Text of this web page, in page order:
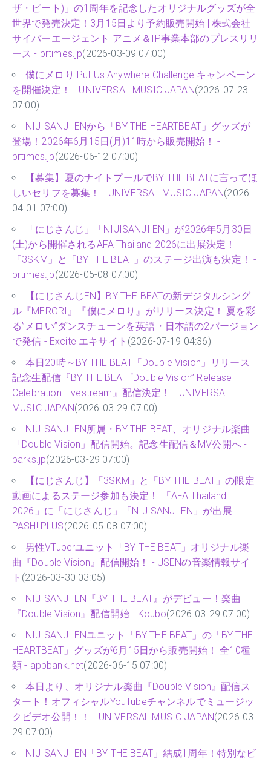
ザ・ビート)」の1周年を記念したオリジナルグッズが全
世界で発売決定！3月15日より予約販売開始 | 株式会社
サイバーエージェント アニメ＆IP事業本部のプレスリリ
ース - prtimes.jp(2026-03-09 07:00)
僕にメロり Put Us Anywhere Challenge キャンペーン
を開催決定！ - UNIVERSAL MUSIC JAPAN(2026-07-23
07:00)
NIJISANJI ENから「BY THE HEARTBEAT」グッズが
登場！2026年6月15日(月)11時から販売開始！ -
prtimes.jp(2026-06-12 07:00)
【募集】夏のナイトプールでBY THE BEATに言ってほ
しいセリフを募集！ - UNIVERSAL MUSIC JAPAN(2026-
04-01 07:00)
​​「にじさんじ」「NIJISANJI EN」が2026年5月30日
(土)から開催されるAFA Thailand 2026に出展決定！
「3SKM」と「BY THE BEAT」のステージ出演も決定！ -
prtimes.jp(2026-05-08 07:00)
【にじさんじEN】BY THE BEATの新デジタルシング
ル『MERORI』『僕にメロり』がリリース決定！ 夏を彩
る”メロい”ダンスチューンを英語・日本語の2バージョン
で発信 - Excite エキサイト (2026-07-19 04:36)
本日20時～BY THE BEAT「Double Vision」リリース
記念生配信『BY THE BEAT “Double Vision” Release
Celebration Livestream』配信決定！ - UNIVERSAL
MUSIC JAPAN(2026-03-29 07:00)
NIJISANJI EN所属・BY THE BEAT、オリジナル楽曲
「Double Vision」配信開始。記念生配信＆MV公開へ -
barks.jp(2026-03-29 07:00)
【にじさんじ】「3SKM」と「BY THE BEAT」の限定
動画によるステージ参加も決定！ 「AFA Thailand
2026」に「にじさんじ」「NIJISANJI EN」が出展 -
PASH! PLUS(2026-05-08 07:00)
男性VTuberユニット「BY THE BEAT」オリジナル楽
曲『Double Vision』配信開始！ - USENの音楽情報サイ
ト (2026-03-30 03:05)
NIJISANJI EN『BY THE BEAT』がデビュー！楽曲
『Double Vision』配信開始 - Koubo(2026-03-29 07:00)
NIJISANJI ENユニット「BY THE BEAT」の「BY THE
HEARTBEAT」グッズが6月15日から販売開始！ 全10種
類 - appbank.net(2026-06-15 07:00)
本日より、オリジナル楽曲『Double Vision』配信ス
タート！オフィシャルYouTubeチャンネルでミュージッ
クビデオ公開！！ - UNIVERSAL MUSIC JAPAN(2026-03-
29 07:00)
NIJISANJI EN「BY THE BEAT」結成1周年！特別なビ